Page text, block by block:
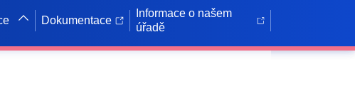
Dokumentace
Informace o našem
úřadě